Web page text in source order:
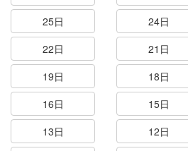
25日
24日
22日
21日
19日
18日
16日
15日
13日
12日